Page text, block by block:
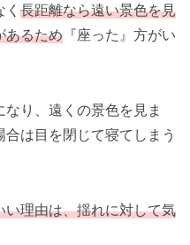
長距離なら遠い景色を見
あるため 『座った』方がい
り、遠くの景色を見ま
は目を閉じて寝てしまう
理由は、揺れに対して気